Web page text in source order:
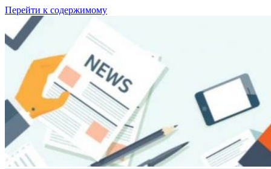
Перейти к содержимому